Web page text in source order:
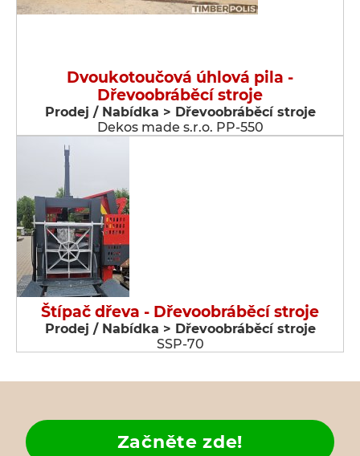
Dvoukotoučová úhlová pila -
Dřevoobráběcí stroje
Prodej / Nabídka > Dřevoobráběcí stroje
Dekos made s.r.o. PP-550
Štípač dřeva - Dřevoobráběcí stroje
Prodej / Nabídka > Dřevoobráběcí stroje
SSP-70
Začněte zde!